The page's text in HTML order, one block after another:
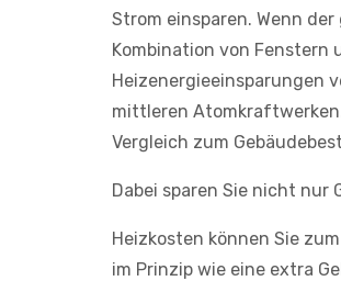
Strom einsparen. Wenn
Kombination von
Heizenergieeinsparungen
mittleren
Vergleich zum
Dabei sparen Sie nicht nur
Heizkosten können Sie
im Prinzip wie eine extra